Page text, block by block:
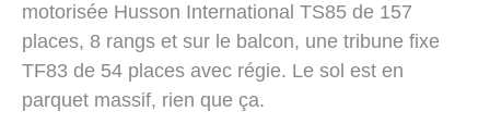
motorisée Husson International TS85 de 157
places, 8 rangs et sur le balcon, une tribune fixe
TF83 de 54 places avec régie. Le sol est en
parquet massif, rien que ça.